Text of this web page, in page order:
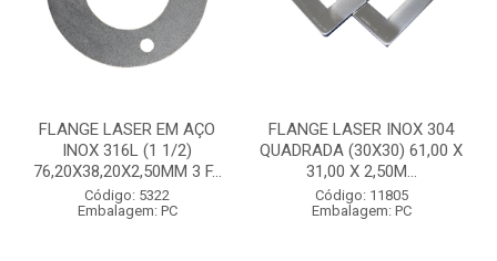
FLANGE LASER EM AÇO
INOX 316L (1 1/2)
76,20X38,20X2,50MM 3 F...
Código: 5322
Embalagem: PC
FLANGE LASER INOX 304
QUADRADA (30X30) 61,00 X
31,00 X 2,50M...
Código: 11805
Embalagem: PC